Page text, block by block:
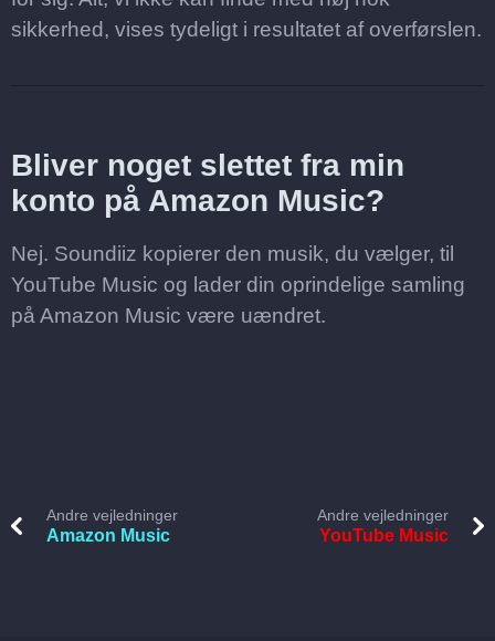
sikkerhed, vises tydeligt i resultatet af overførslen.
Bliver noget slettet fra min
konto på Amazon Music?
Nej. Soundiiz kopierer den musik, du vælger, til
YouTube Music og lader din oprindelige samling
på Amazon Music være uændret.
Andre vejledninger
Amazon Music
Andre vejledninger
YouTube Music